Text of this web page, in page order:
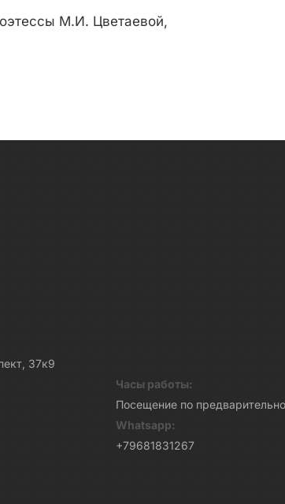
М.И. Цветаевой,
37к9
Часы работы:
Посещение по
Whatsapp:
+79681831267